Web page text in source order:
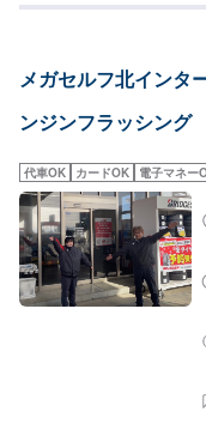
メガセルフ北インタ
ンジンフラッシング
代車OK カードOK 電子マネー